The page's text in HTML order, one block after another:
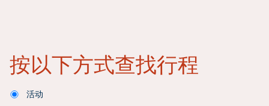
按以下方式查找行程
活动